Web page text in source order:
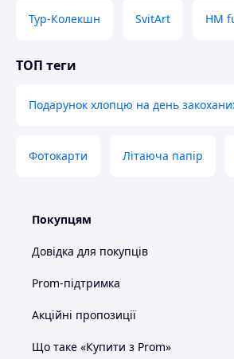
Тур-Колекшн SvitArt HM
ТОП теги
Подарунок хлопцю на день
Фотокарти Літаюча папір
Покупцям
Довідка для покупців
Prom-підтримка
Акційні пропозиції
Що таке «Купити з Prom»